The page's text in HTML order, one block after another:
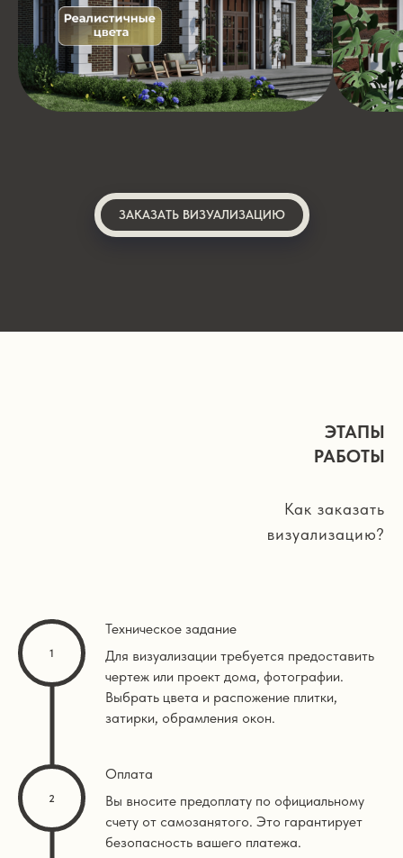
ЗАКАЗАТЬ ВИЗУАЛИЗАЦИЮ
ЭТАПЫ
РАБОТЫ
Как заказать
визуализацию?
Техническое задание
Для визуализации требуется предоставить
чертеж или проект дома, фотографии.
Выбрать цвета и распожение плитки,
затирки, обрамления окон.
Оплата
Вы вносите предоплату по официальному
счету от самозанятого. Это гарантирует
безопасность вашего платежа.